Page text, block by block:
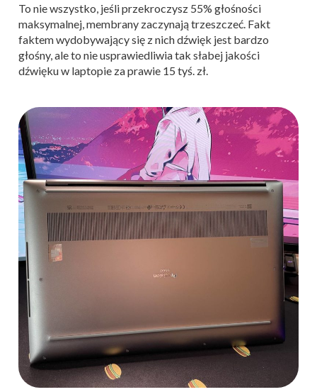
To nie wszystko, jeśli przekroczysz 55% głośności
maksymalnej, membrany zaczynają trzeszczeć. Fakt
faktem wydobywający się z nich dźwięk jest bardzo
głośny, ale to nie usprawiedliwia tak słabej jakości
dźwięku w laptopie za prawie 15 tyś. zł.